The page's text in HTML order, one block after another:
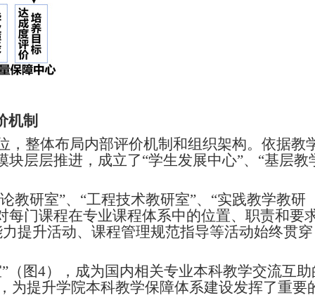
机制
，整体布局内部评价机制和组织架构。依据教
块层层推进，成立了“学生发展中心”、“基层教
教研室”、“工程技术教研室”、“实践教学教研
门课程在专业课程体系中的位置、职责和要
提升活动、课程管理规范指导等活动始终贯穿
（图4），成为国内相关专业本科教学交流互助
为提升学院本科教学保障体系建设发挥了重要